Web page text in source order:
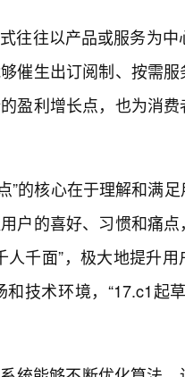
往往以产品或服务为中
催生出订阅制、按需
盈利增长点，也为消
”的核心在于理解和满
户的喜好、习惯和痛
千面”，极大地提升
技术环境，“17.c1起